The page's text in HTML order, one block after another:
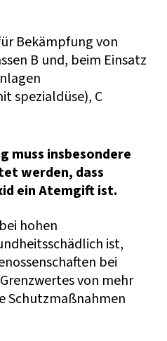
Bekämpfung von
B und, beim Einsatz
spezialdüse), C
muss insbesondere
werden, dass
ein Atemgift ist.
hohen
ist,
bei
von mehr
Schutzmaßnahmen